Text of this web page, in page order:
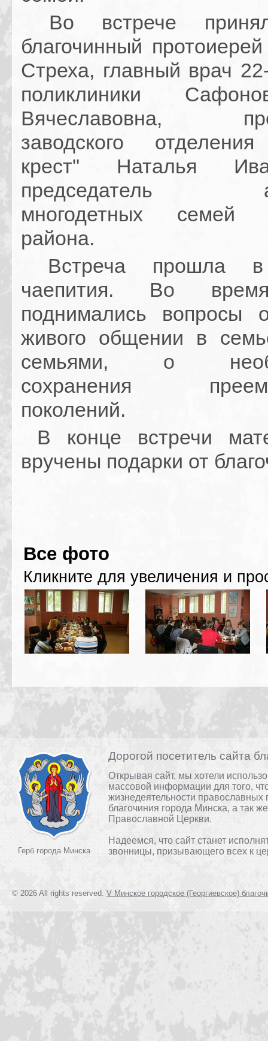
Во встрече
благочинный
Стреха, главный врач
поликлиники
Вячеславовна,
заводского
крест" Наталья
председатель
многодетных семей
района.
Встреча прошла в
чаепития. Во
поднимались вопросы
живого общении в
семьями, о
сохранения
поколений.
В конце встречи
вручены подарки от
Все фото
Кликните для увеличения и
Герб города Минска
Дорогой посетитель сайта
Открывая сайт, мы хотели
массовой информации для того,
жизнедеятельности православных
благочиния города Минска, а так
Православной Церкви.
Надеемся, что сайт станет
звонницы, призывающего всех к
© 2026 All rights reserved. V Минское городское (Георгиевское)